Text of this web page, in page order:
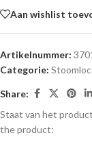
Aan wishlist
Artikelnummer:
Categorie:
Share:
Staat van het
the product: